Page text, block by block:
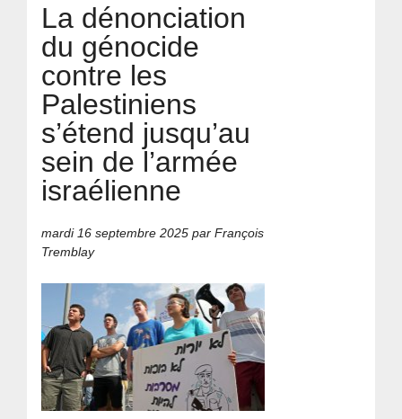
La dénonciation
du génocide
contre les
Palestiniens
s’étend jusqu’au
sein de l’armée
israélienne
mardi 16 septembre 2025 par François
Tremblay